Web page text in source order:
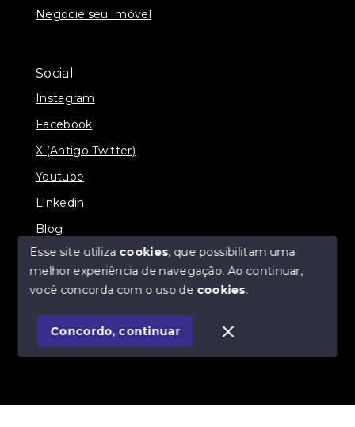
Negocie seu Imóvel
Social
Instagram
Facebook
X (Antigo Twitter)
Youtube
Linkedin
Blog
© Copyright 2026 - Imobiliária SÃO VICENTE
SITE PARA IMOBILIARIA
Esse site utiliza cookies, que possibilitam uma
melhor experiência de navegação.Ao continuar,
você concorda com o uso de cookies.
Concordo, continuar